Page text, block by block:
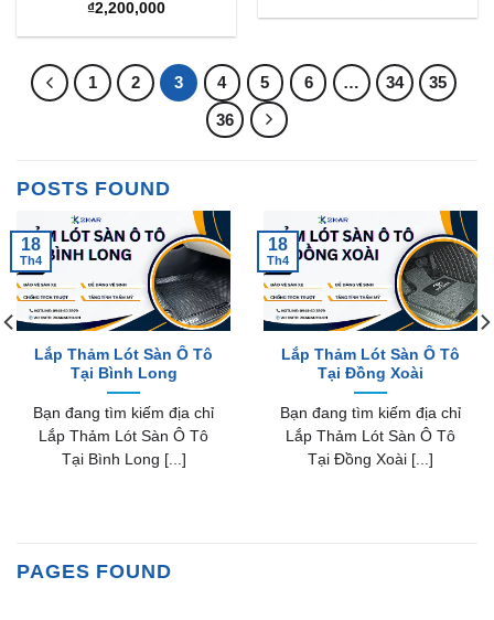
₫2,200,000
là:
tại
1 2 3 4 5 6 … 34
35
36
POSTS FOUND
Lắp Thảm Lót Sàn Ô Tô
Tại Bình Long
Bạn đang tìm kiếm địa chỉ
Lắp Thảm Lót Sàn Ô Tô
Tại Bình Long [...]
18
Th4
Lắp Thảm Lót Sàn Ô Tô
Tại Đồng Xoài
Bạn đang tìm kiếm địa chỉ
Lắp Thảm Lót Sàn Ô Tô
Tại Đồng Xoài [...]
18
Th4
PAGES FOUND